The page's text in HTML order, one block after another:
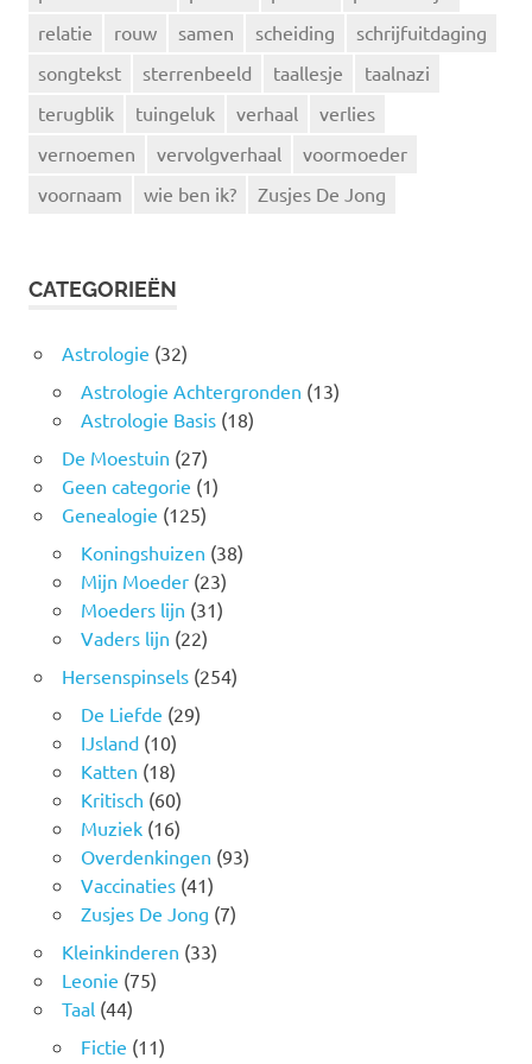
relatie
rouw samen scheiding
schrijfuitdaging
songtekst
sterrenbeeld taallesje
taalnazi
terugblik
tuingeluk verhaal
verlies
vernoemen
vervolgverhaal
voormoeder
voornaam
wie ben ik? Zusjes De Jong
CATEGORIEËN
Astrologie (32)
Astrologie Achtergronden (13)
Astrologie Basis(18)
De Moestuin (27)
Geen categorie (1)
Genealogie (125)
Koningshuizen (38)
Mijn Moeder(23)
Moeders lijn (31)
Vaders lijn (22)
Hersenspinsels(254)
De Liefde (29)
IJsland(10)
Katten (18)
Kritisch (60)
Muziek(16)
Overdenkingen (93)
Vaccinaties(41)
Zusjes De Jong (7)
Kleinkinderen (33)
Leonie (75)
Taal(44)
Fictie (11)